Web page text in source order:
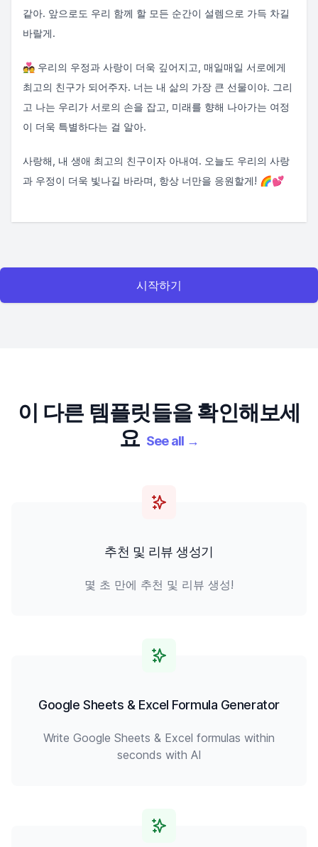
같아. 앞으로도 우리 함께 할 모든 순간이 설렘으로 가득 차길
바랄게.
💑 우리의 우정과 사랑이 더욱 깊어지고, 매일매일 서로에게
최고의 친구가 되어주자. 너는 내 삶의 가장 큰 선물이야. 그리
고 나는 우리가 서로의 손을 잡고, 미래를 향해 나아가는 여정
이 더욱 특별하다는 걸 알아.
사랑해, 내 생애 최고의 친구이자 아내여. 오늘도 우리의 사랑
과 우정이 더욱 빛나길 바라며, 항상 너만을 응원할게! 🌈💕
시작하기
이 다른 템플릿들을 확인해보세
요 See all →
추천 및 리뷰 생성기
몇 초 만에 추천 및 리뷰 생성!
Google Sheets & Excel Formula Generator
Write Google Sheets & Excel formulas within
seconds with AI